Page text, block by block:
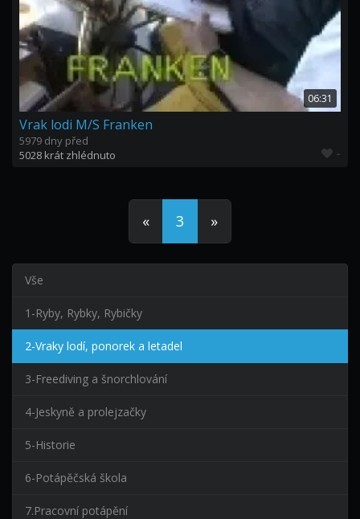
06:31
Vrak lodi M/S Franken
5979 dny před
5028 krát zhlédnuto
-
« 3 »
Vše
1-Ryby, Rybky, Rybičky
2-Vraky lodí, ponorek a letadel
3-Freediving a šnorchlování
4-Jeskyně a prolejzačky
5-Historie
6-Potápěčská škola
7.Pracovní potápění